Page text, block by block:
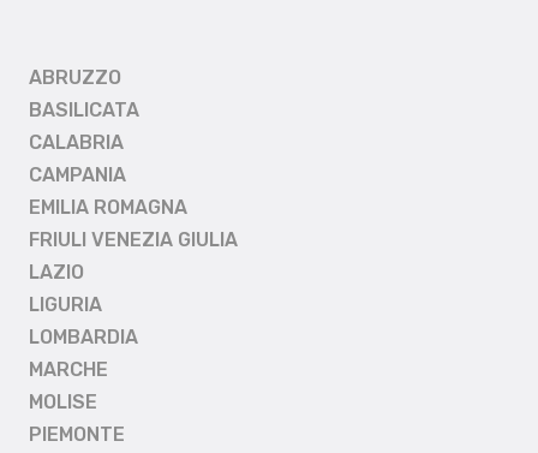
ABRUZZO
BASILICATA
CALABRIA
CAMPANIA
EMILIA ROMAGNA
FRIULI VENEZIA GIULIA
LAZIO
LIGURIA
LOMBARDIA
MARCHE
MOLISE
PIEMONTE